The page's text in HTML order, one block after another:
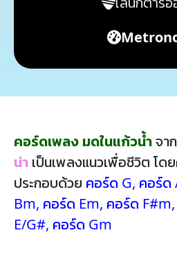
คอร์ดเพลง มดในแก้วน้ำจา
น่า เป็นเพลงแนวเพื่อชีวิต โด
ประกอบด้วย คอร์ด G, คอร์ด
Bm, คอร์ด Em, คอร์ด F#m,
E/G#, คอร์ด Gm